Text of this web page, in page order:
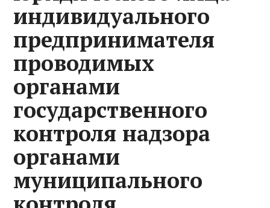
индивидуального
предпринимателя
проводимых
органами
государственного
контроля надзора
органами
муниципального